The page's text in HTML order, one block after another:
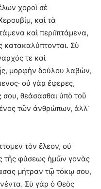
χοροὶ σὲ
καὶ τὰ
καὶ περιϊπτάμενα,
κατακαλύπτονται. Σὺ
τε καὶ
μορφὴν δούλου λαβὼν,
οὐ γὰρ ἔφερες,
θεάσασθαι ὑπὸ τοῦ
τῶν ἀνθρώπων, ἀλλ᾽
τὸν ἔλεον, οὐ
τῆς φύσεως ἡμῶν γονὰς
μήτραν τῷ τόκῳ σου,
Σὺ γὰρ ὁ Θεὸς